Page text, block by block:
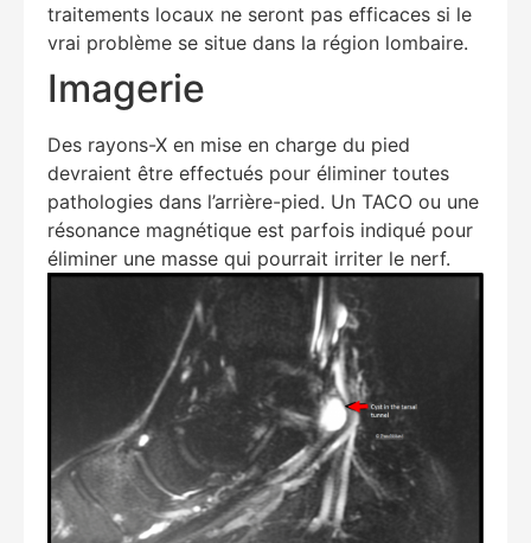
traitements locaux ne seront pas efficaces si le
vrai problème se situe dans la région lombaire.
Imagerie
Des rayons-X en mise en charge du pied
devraient être effectués pour éliminer toutes
pathologies dans l’arrière-pied. Un TACO ou une
résonance magnétique est parfois indiqué pour
éliminer une masse qui pourrait irriter le nerf.